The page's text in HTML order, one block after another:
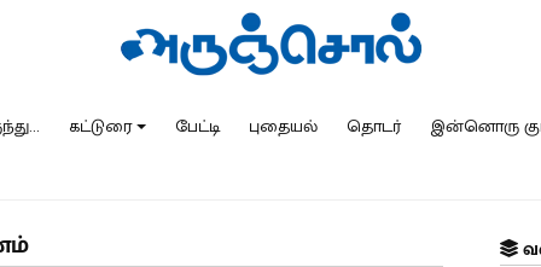
கட்டுரை பேட்டி புதையல் தொடர் இன்னொரு